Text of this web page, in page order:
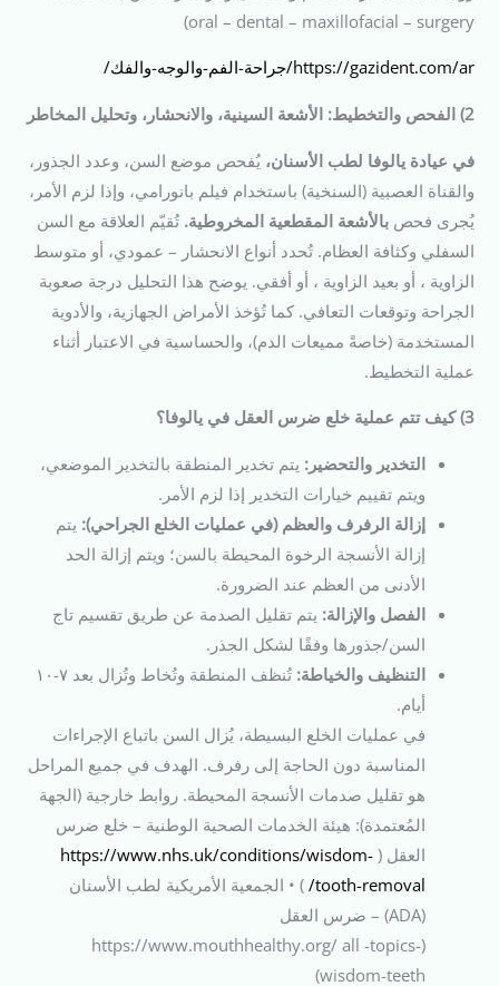
oral – dental – maxillofacial – surgery)
https://gazident.com/ar/جراحة-الفم-والوجه-والفك/
2) الفحص والتخطيط: الأشعة السينية، والانحشار، وتحليل المخاطر
في عيادة يالوفا لطب الأسنان،يُفحص موضع السن، وعدد الجذور،
والقناة العصبية (السنخية) باستخدام فيلم بانورامي، وإذا لزم الأمر،
يُجرى فحصبالأشعة المقطعية المخروطية.تُقيّم العلاقة مع السن
السفلي وكثافة العظام. تُحدد أنواع الانحشار – عمودي، أو متوسط
الزاوية ، أو بعيد الزاوية ، أو أفقي. يوضح هذا التحليل درجة صعوبة
الجراحة وتوقعات التعافي. كما تُؤخذ الأمراض الجهازية، والأدوية
المستخدمة (خاصةً مميعات الدم)، والحساسية في الاعتبار أثناء
عملية التخطيط.
3) كيف تتم عملية خلع ضرس العقل في يالوفا؟
التخدير والتحضير: يتم تخدير المنطقة بالتخدير الموضعي،
ويتم تقييم خيارات التخدير إذا لزم الأمر.
إزالة الرفرف والعظم (في عمليات الخلع الجراحي): يتم
إزالة الأنسجة الرخوة المحيطة بالسن؛ ويتم إزالة الحد
الأدنى من العظم عند الضرورة.
الفصل والإزالة: يتم تقليل الصدمة عن طريق تقسيم تاج
السن/جذورها وفقًا لشكل الجذر.
التنظيف والخياطة:
تُنظف المنطقة وتُخاط وتُزال بعد ٧-١٠
أيام.
في عمليات الخلع البسيطة، يُزال السن باتباع الإجراءات
المناسبة دون الحاجة إلى رفرف. الهدف في جميع المراحل
هو تقليل صدمات الأنسجة المحيطة. روابط خارجية (الجهة
المُعتمدة): هيئة الخدمات الصحية الوطنية – خلع ضرس
العقل (https://www.nhs.uk/conditions/wisdom-
tooth-removal/ ) • الجمعية الأمريكية لطب الأسنان
(ADA) – ضرس العقل
(https://www.mouthhealthy.org/ all -topics-
wisdom-teeth)